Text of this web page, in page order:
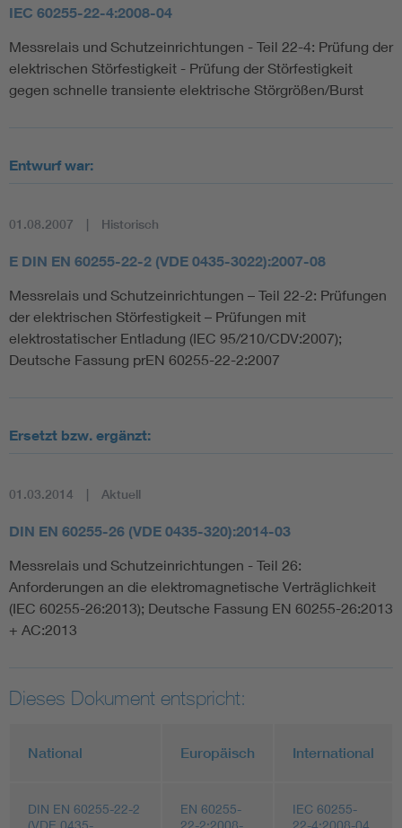
IEC 60255-22-4:2008-04
Messrelais und Schutzeinrichtungen - Teil 22-4: Prüfung der
elektrischen Störfestigkeit - Prüfung der Störfestigkeit
gegen schnelle transiente elektrische Störgrößen/Burst
Entwurf war:
01.08.2007 Historisch
E DIN EN 60255-22-2 (VDE 0435-3022):2007-08
Messrelais und Schutzeinrichtungen – Teil 22-2: Prüfungen
der elektrischen Störfestigkeit – Prüfungen mit
elektrostatischer Entladung (IEC 95/210/CDV:2007);
Deutsche Fassung prEN 60255-22-2:2007
Ersetzt bzw. ergänzt:
01.03.2014 Aktuell
DIN EN 60255-26 (VDE 0435-320):2014-03
Messrelais und Schutzeinrichtungen - Teil 26:
Anforderungen an die elektromagnetische Verträglichkeit
(IEC 60255-26:2013); Deutsche Fassung EN 60255-26:2013
+ AC:2013
Dieses Dokument entspricht:
National Europäisch International
DIN EN 60255-22-2
(VDE 0435-
EN 60255-
22-2:2008-
IEC 60255-
22-4:2008-04